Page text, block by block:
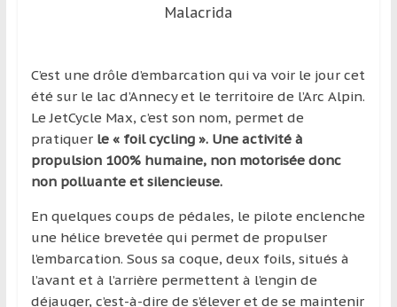
pays
d’une
région
Malacrida
C’est une drôle d’embarcation qui va voir le jour cet
été sur le lac d’Annecy et le territoire de l’Arc Alpin.
Le JetCycle Max, c’est son nom, permet de
pratiquer le « foil cycling ». Une activité à
propulsion 100% humaine, non motorisée donc
non polluante et silencieuse.
En quelques coups de pédales, le pilote enclenche
une hélice brevetée qui permet de propulser
l’embarcation. Sous sa coque, deux foils, situés à
l’avant et à l’arrière permettent à l’engin de
déjauger, c’est-à-dire de s’élever et de se maintenir